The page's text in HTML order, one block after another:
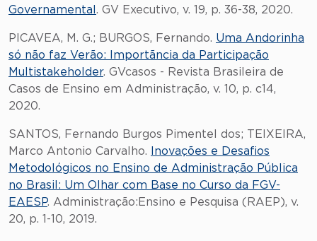
Governamental . GV Executivo, v. 19, p. 36-38, 2020.
PICAVEA, M. G.; BURGOS, Fernando. Uma Andorinha
só não faz Verão: Importãncia da Participação
Multistakeholder. GVcasos - Revista Brasileira de
Casos de Ensino em Administração, v. 10, p. c14,
2020.
SANTOS, Fernando Burgos Pimentel dos; TEIXEIRA,
Marco Antonio Carvalho.
Inovações e Desafios
Metodológicos no Ensino de Administração Pública
no Brasil: Um Olhar com Base no Curso da FGV-
EAESP. Administração:Ensino e Pesquisa (RAEP), v.
20, p. 1-10, 2019.